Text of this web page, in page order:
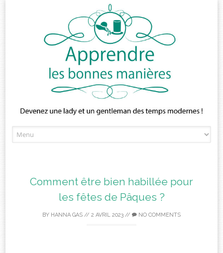
to
Comment être bien habillée pour
les fêtes de Pâques ?
BY HANNA GAS // 2 AVRIL 2023 // NO COMMENTS